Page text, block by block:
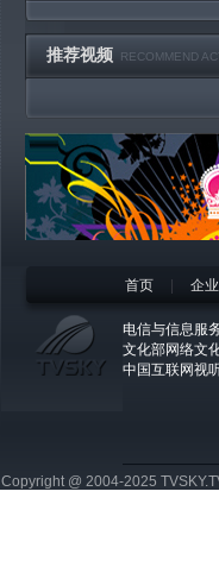
推荐视频 RECOMMEND
首页 企
电信与信息服
文化部网络文
中国互联网视
Copyright @ 2004-2025